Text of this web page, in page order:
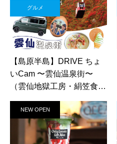
グルメ
【島原半島】DRIVE ちょ
いCam 〜雲仙温泉街〜
（雲仙地獄工房・絹笠食
NEW OPEN